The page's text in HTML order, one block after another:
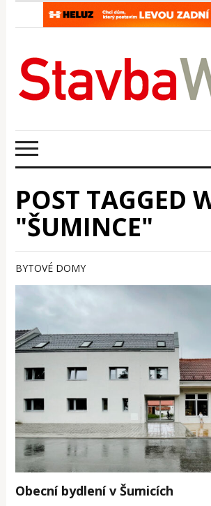
POST TAGGED
"ŠUMINCE"
BYTOVÉ DOMY
Obecní bydlení v Šumicích